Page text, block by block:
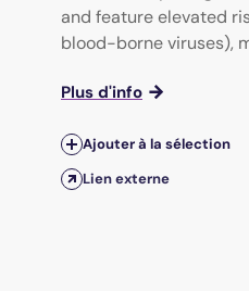
and feature elevated
blood-borne viruses),
Plus d'info
Ajouter à la sélection
Lien externe